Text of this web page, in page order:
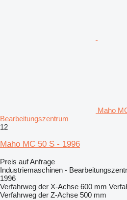
Maho
Bearbeitungszentrum
12
Maho MC 50 S - 1996
Preis auf Anfrage
Industriemaschinen -
1996
Verfahrweg der X-Achse 600 mm
Verfahrweg der Z-Achse 500 mm